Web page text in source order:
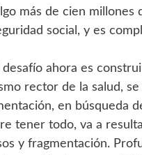
más de cien
social, y es
ahora es
rector de la salud,
en búsqueda
tener todo, va a
y fragmentación.